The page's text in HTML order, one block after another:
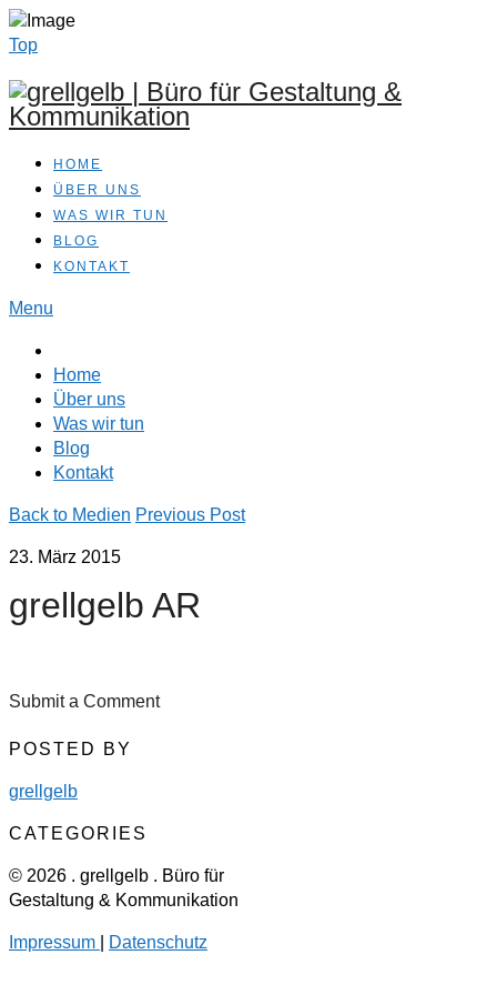
Top
HOME
ÜBER UNS
WAS WIR TUN
BLOG
KONTAKT
Menu
Home
Über uns
Was wir tun
Blog
Kontakt
Back to Medien Previous Post
23. März 2015
grellgelb AR
Submit a Comment
POSTED BY
grellgelb
CATEGORIES
© 2026 . grellgelb . Büro für
Gestaltung & Kommunikation
Impressum Datenschutz